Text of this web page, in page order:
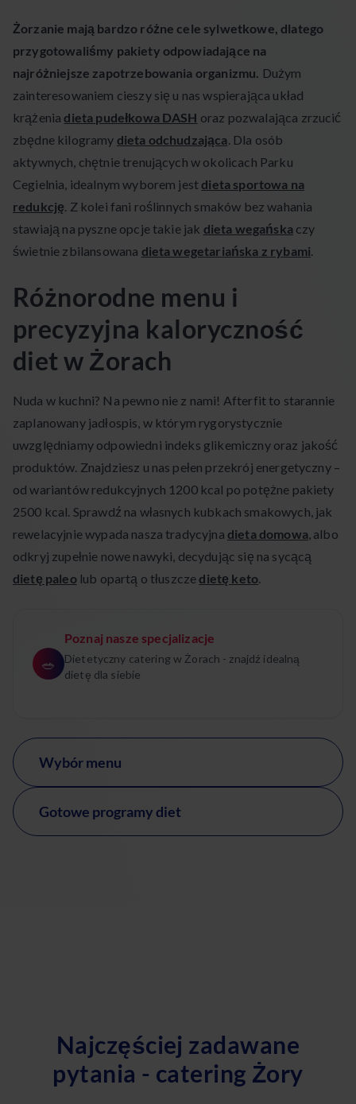
Żorzanie mają bardzo różne cele sylwetkowe, dlatego
przygotowaliśmy pakiety odpowiadające na
najróżniejsze zapotrzebowania organizmu. Dużym
zainteresowaniem cieszy się u nas wspierająca układ
krążenia dieta pudełkowa DASH oraz pozwalająca zrzucić
zbędne kilogramy dieta odchudzająca. Dla osób
aktywnych, chętnie trenujących w okolicach Parku
Cegielnia, idealnym wyborem jest dieta sportowa na
redukcję. Z kolei fani roślinnych smaków bez wahania
stawiają na pyszne opcje takie jak dieta wegańskaczy
świetnie zbilansowana dieta wegetariańska z rybami.
Różnorodne menu i
precyzyjna kaloryczność
diet w Żorach
Nuda w kuchni? Na pewno nie z nami! Afterfit to starannie
zaplanowany jadłospis, w którym rygorystycznie
uwzględniamy odpowiedni indeks glikemiczny oraz jakość
produktów. Znajdziesz u nas pełen przekrój energetyczny –
od wariantów redukcyjnych 1200 kcal po potężne pakiety
2500 kcal. Sprawdź na własnych kubkach smakowych, jak
rewelacyjnie wypada nasza tradycyjna dieta domowa, albo
odkryj zupełnie nowe nawyki, decydując się na sycącą
dietę paleolub opartą o tłuszcze dietę keto.
🥗
Poznaj nasze specjalizacje
Dietetyczny catering w Żorach - znajdź idealną
dietę dla siebie
Wybór menu
Gotowe programy diet
Najczęściej zadawane
pytania - catering Żory